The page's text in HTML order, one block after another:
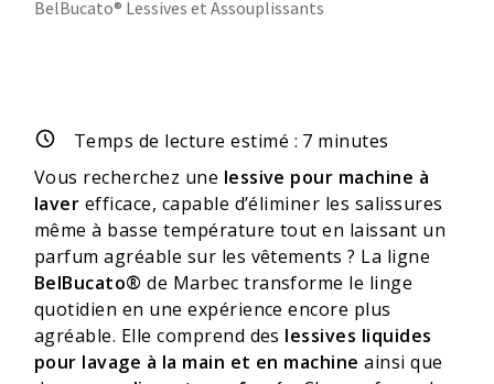
BelBucato® Lessives et Assouplissants
Temps de lecture estimé : 7 minutes
Vous recherchez une lessive pour machine à
laver efficace, capable d’éliminer les salissures
même à basse température tout en laissant un
parfum agréable sur les vêtements ? La ligne
BelBucato® de Marbec transforme le linge
quotidien en une expérience encore plus
agréable. Elle comprend des lessives liquides
pour lavage à la main et en machine ainsi que